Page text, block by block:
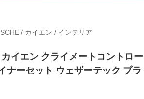
/ カイエン / インテリア
イエン クライメートコントロー
ナーセット ウェザーテック ブラ